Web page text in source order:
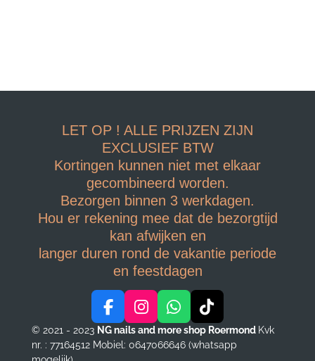
LET OP ! ALLE PRIJZEN ZIJN
EXCLUSIEF BTW
Kortingen kunnen niet met elkaar
gecombineerd worden.
Bezorgen binnen 3 werkdagen.
Hou er rekening mee dat de bezorgtijd
kan afwijken en
langer duren rond de vakantie periode
en feestdagen
F
a
c
I
n
s
W
h
a
T
i
k
© 2021 - 2023 NG nails and more shop Roermond Kvk
nr. : 77164512 Mobiel: 0647066646 (whatsapp